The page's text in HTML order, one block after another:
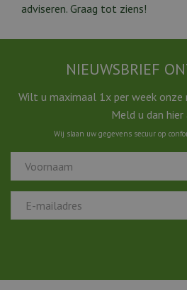
adviseren. Graag tot ziens!
NIEUWSBRIEF
Wilt u maximaal 1x per week onze
Meld u dan hier
Wij slaan uw gegevens secuur op